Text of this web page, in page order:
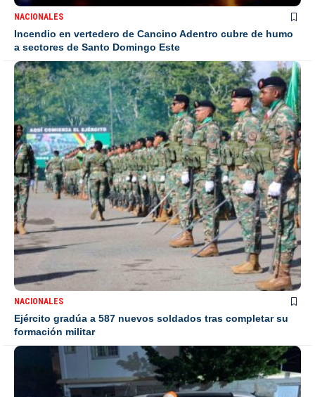
NACIONALES
Incendio en vertedero de Cancino Adentro cubre de humo
a sectores de Santo Domingo Este
NACIONALES
Ejército gradúa a 587 nuevos soldados tras completar su
formación militar